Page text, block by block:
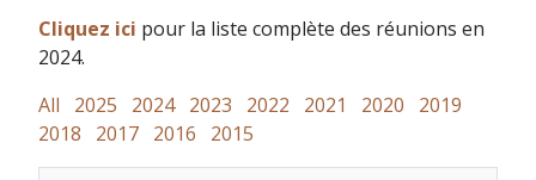
Cliquez ici pour la liste complète des réunions en
2024.
All
2025 2024 2023 2022 2021 2020
2019
2018
2017 2016 2015